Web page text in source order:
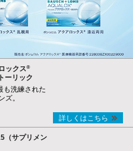
ックス®
ーリック
も洗練された
ズ。
詳しくはこちら
（サプリメン